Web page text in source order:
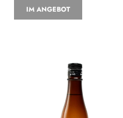
IM ANGEBOT